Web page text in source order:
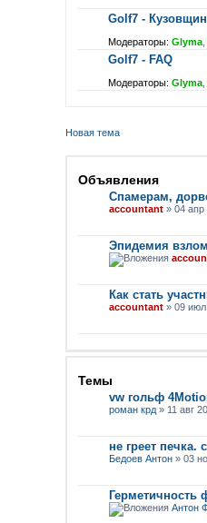
Golf7 -
Модераторы: Glyma
Golf7 - FAQ
Модераторы: Glyma
Новая тема
Объявления
Спамерам,
accountant » 04 апр
Эпидемия
Как стать
accountant » 09
Темы
vw гольф
роман крд » 11 авг
не греет печка.
Бедоев Антон » 03
Герметичность
Антон